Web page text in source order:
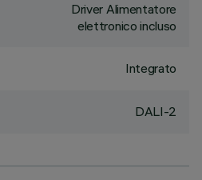
Driver Alimentatore
elettronico incluso
Integrato
DALI-2